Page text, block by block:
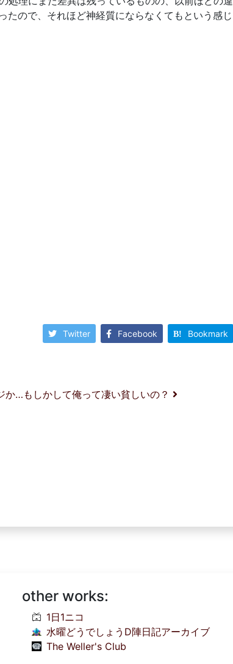
たので、それほど神経質にならなくてもという感じ
Twitter Facebook Bookmark
か…もしかして俺って凄い貧しいの？
other works:
1日1ニコ
水曜どうでしょうD陣日記アーカイブ
The Weller's Club